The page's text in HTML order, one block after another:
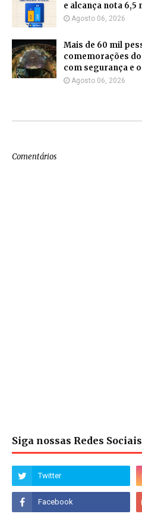
e alcança nota 6,5
Agosto 06, 2026
Mais de 60 mil
comemorações
com segurança e
Agosto 06, 2026
Comentários
Siga nossas Redes Sociais